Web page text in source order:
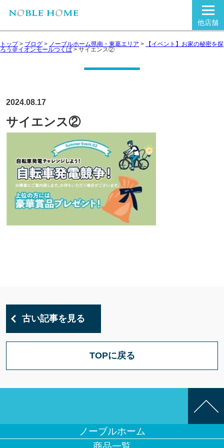
他店舗
トップ> ブログ > ノーブルホーム県南・東葛エリア > 【イベント】お家の秘密を探
ろう＠イオンモールつくば > サイエンス②
2024.08.17
サイエンス②
古い記事を見る
TOPに戻る
ノーブルホーム